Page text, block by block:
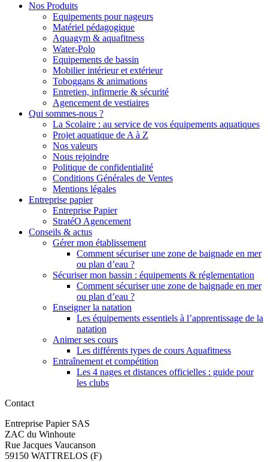
Nos Produits
Equipements pour nageurs
Matériel pédagogique
Aquagym & aquafitness
Water-Polo
Equipements de bassin
Mobilier intérieur et extérieur
Toboggans & animations
Entretien, infirmerie & sécurité
Agencement de vestiaires
Qui sommes-nous ?
La Scolaire : au service de vos équipements aquatiques
Projet aquatique de A à Z
Nos valeurs
Nous rejoindre
Politique de confidentialité
Conditions Générales de Ventes
Mentions légales
Entreprise papier
Entreprise Papier
StratéO Agencement
Conseils & actus
Gérer mon établissement
Comment sécuriser une zone de baignade en mer
ou plan d’eau ?
Sécuriser mon bassin : équipements & réglementation
Comment sécuriser une zone de baignade en mer
ou plan d’eau ?
Enseigner la natation
Les équipements essentiels à l’apprentissage de la
natation
Animer ses cours
Les différents types de cours Aquafitness
Entraînement et compétition
Les 4 nages et distances officielles : guide pour
les clubs
Contact
Entreprise Papier SAS
ZAC du Winhoute
Rue Jacques Vaucanson
59150 WATTRELOS (F)